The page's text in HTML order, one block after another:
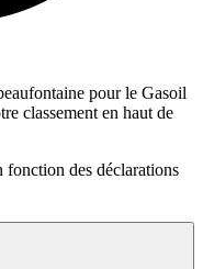
pour le Gasoil
classement en haut de
fonction des déclarations